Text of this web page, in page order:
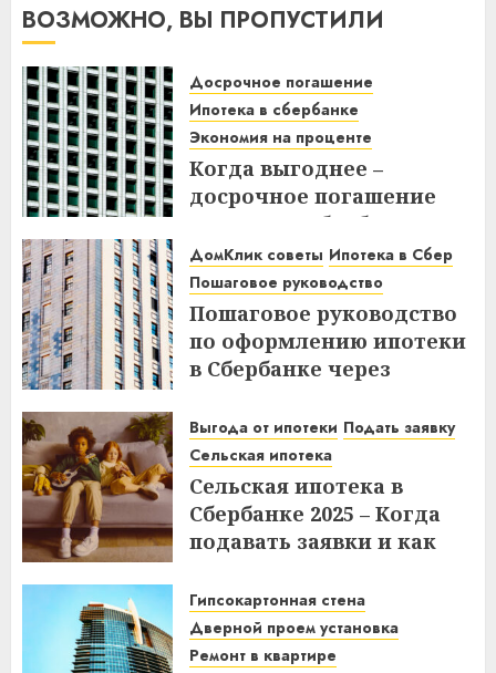
ВОЗМОЖНО, ВЫ ПРОПУСТИЛИ
Досрочное погашение
Ипотека в сбербанке
Экономия на проценте
Когда выгоднее –
досрочное погашение
ипотеки в Сбербанке до
или после дня списания?
Узнайте все нюансы!
18.12.2025
ДомКлик советы Ипотека в Сбер
Пошаговое руководство
Пошаговое руководство
по оформлению ипотеки
в Сбербанке через
советы
08.12.2025
Выгода от ипотеки Подать заявку
Сельская ипотека
Сельская ипотека в
Сбербанке 2025 – Когда
подавать заявки и как
03.12.2025
Гипсокартонная стена
Дверной проем установка
Ремонт в квартире